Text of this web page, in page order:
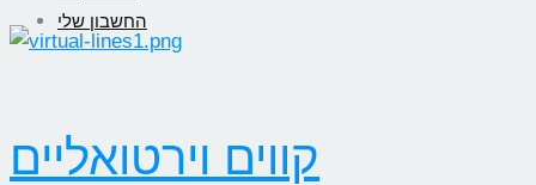
החשבון שלי
קווים וירטואליים